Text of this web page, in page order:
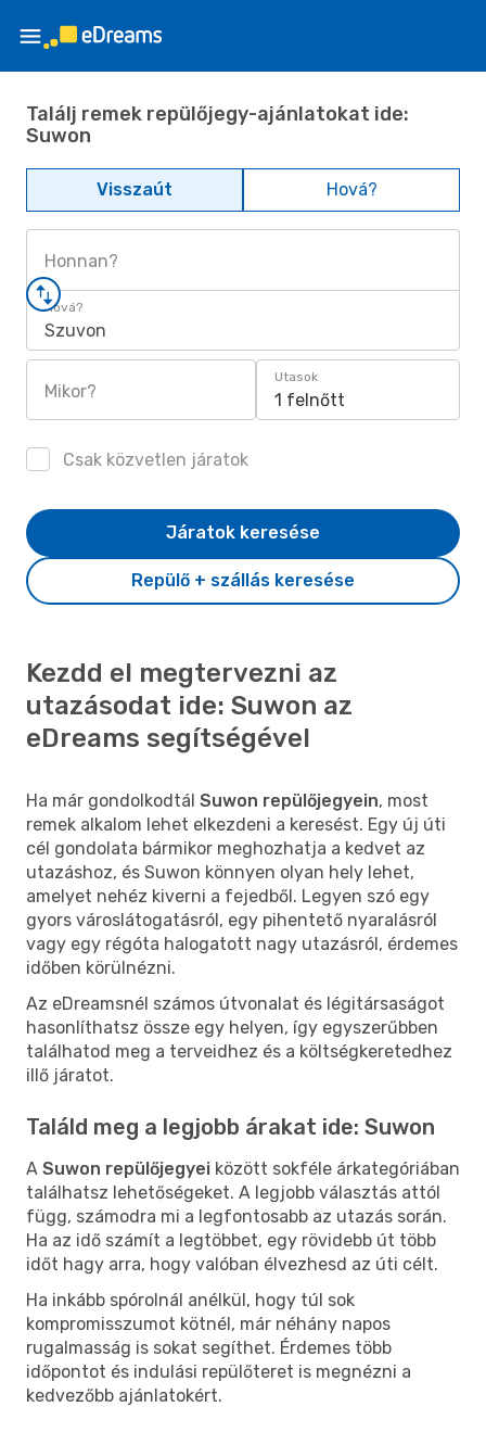
Találj remek repülőjegy-ajánlatokat ide:
Suwon
Visszaút Hová?
Honnan?
Hová?
Szuvon
Mikor?
Utasok
1 felnőtt
Csak közvetlen járatok
Repülő + szállás keresése
Járatok keresése
Kezdd el megtervezni az
utazásodat ide: Suwon az
eDreams segítségével
Ha már gondolkodtál Suwon repülőjegyein, most
remek alkalom lehet elkezdeni a keresést. Egy új úti
cél gondolata bármikor meghozhatja a kedvet az
utazáshoz, és Suwon könnyen olyan hely lehet,
amelyet nehéz kiverni a fejedből. Legyen szó egy
gyors városlátogatásról, egy pihentető nyaralásról
vagy egy régóta halogatott nagy utazásról, érdemes
időben körülnézni.
Az eDreamsnél számos útvonalat és légitársaságot
hasonlíthatsz össze egy helyen, így egyszerűbben
találhatod meg a terveidhez és a költségkeretedhez
illő járatot.
Találd meg a legjobb árakat ide: Suwon
A Suwon repülőjegyei között sokféle árkategóriában
találhatsz lehetőségeket. A legjobb választás attól
függ, számodra mi a legfontosabb az utazás során.
Ha az idő számít a legtöbbet, egy rövidebb út több
időt hagy arra, hogy valóban élvezhesd az úti célt.
Ha inkább spórolnál anélkül, hogy túl sok
kompromisszumot kötnél, már néhány napos
rugalmasság is sokat segíthet. Érdemes több
időpontot és indulási repülőteret is megnézni a
kedvezőbb ajánlatokért.